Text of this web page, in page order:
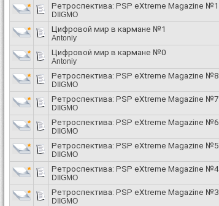
Ретроспектива: PSP eXtreme Magazine №1
DIIGMO
Цифровой мир в кармане №1
Antoniy
Цифровой мир в кармане №0
Antoniy
Ретроспектива: PSP eXtreme Magazine №8
DIIGMO
Ретроспектива: PSP eXtreme Magazine №7
DIIGMO
Ретроспектива: PSP eXtreme Magazine №6
DIIGMO
Ретроспектива: PSP eXtreme Magazine №5
DIIGMO
Ретроспектива: PSP eXtreme Magazine №4
DIIGMO
Ретроспектива: PSP eXtreme Magazine №3
DIIGMO